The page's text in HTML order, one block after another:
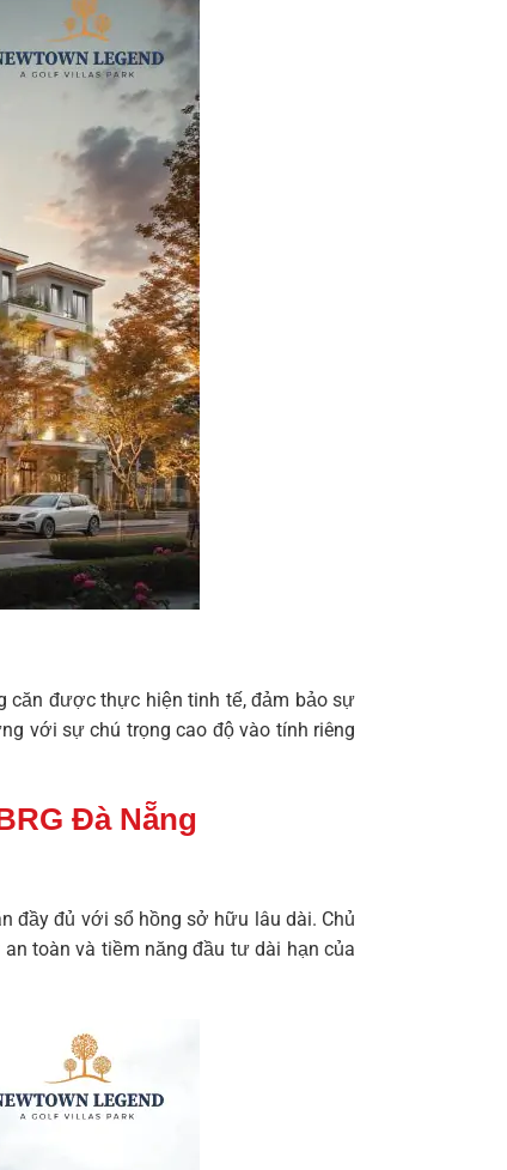
căn được thực hiện tinh tế, đảm bảo sự
với sự chú trọng cao độ vào tính riêng
Đà Nẵng
đầy đủ với sổ hồng sở hữu lâu dài. Chủ
toàn và tiềm năng đầu tư dài hạn của